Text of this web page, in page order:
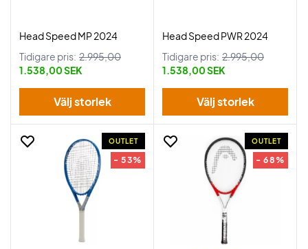
Head Speed MP 2024
Tidigare pris: 2.995,00
1.538,00 SEK
Välj storlek
Head Speed PWR 2024
Tidigare pris: 2.995,00
1.538,00 SEK
Välj storlek
OUTLET
- 53%
OUTLET
- 68%